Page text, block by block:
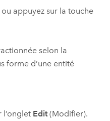
appuyez sur la touche
selon la
forme d’une entité
l’onglet Edit(Modifier).